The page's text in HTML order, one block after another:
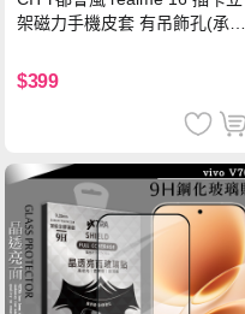
架磁力手機皮套 有吊飾孔(承諾
$399